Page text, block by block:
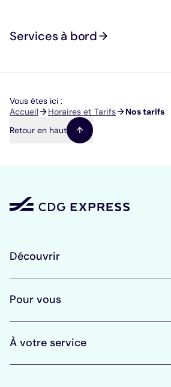
Services à bord
Vous êtes ici :
Fil
Accueil Horaires et Tarifs
Nos tarifs
Retour en haut
Découvrir
Pour vous
À votre service